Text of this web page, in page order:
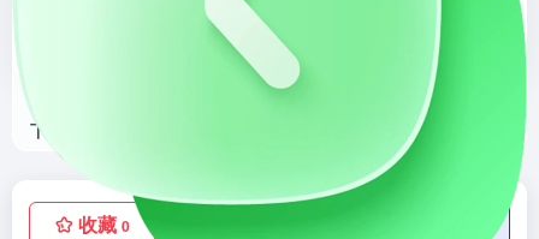
界面UI素材下载
收藏 0